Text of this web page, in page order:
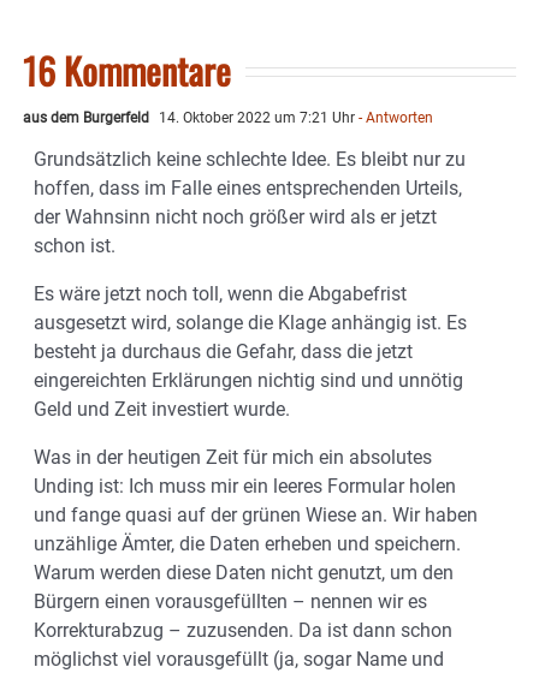
16 Kommentare
aus dem Burgerfeld 14. Oktober 2022 um 7:21 Uhr - Antworten
Grundsätzlich keine schlechte Idee. Es bleibt nur zu
hoffen, dass im Falle eines entsprechenden Urteils,
der Wahnsinn nicht noch größer wird als er jetzt
schon ist.
Es wäre jetzt noch toll, wenn die Abgabefrist
ausgesetzt wird, solange die Klage anhängig ist. Es
besteht ja durchaus die Gefahr, dass die jetzt
eingereichten Erklärungen nichtig sind und unnötig
Geld und Zeit investiert wurde.
Was in der heutigen Zeit für mich ein absolutes
Unding ist: Ich muss mir ein leeres Formular holen
und fange quasi auf der grünen Wiese an. Wir haben
unzählige Ämter, die Daten erheben und speichern.
Warum werden diese Daten nicht genutzt, um den
Bürgern einen vorausgefüllten – nennen wir es
Korrekturabzug – zuzusenden. Da ist dann schon
möglichst viel vorausgefüllt (ja, sogar Name und